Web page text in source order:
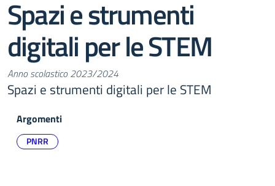
Spazi e strumenti
digitali per le STEM
Anno scolastico 2023/2024
Spazi e strumenti digitali per le STEM
Argomenti
PNRR